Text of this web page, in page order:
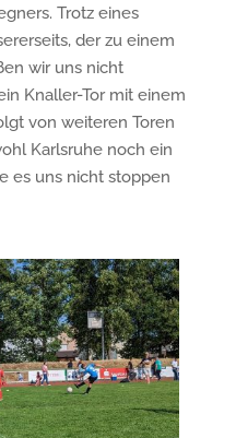
Trotz eines
der zu einem
wir uns nicht
Knaller-Tor mit einem
von weiteren Toren
Karlsruhe noch ein
es uns nicht stoppen